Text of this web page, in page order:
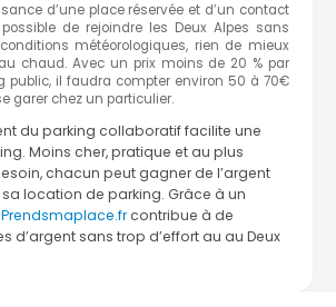
d’une place réservée et d’un contact
de rejoindre les Deux Alpes sans
météorologiques, rien de mieux
chaud. Avec un prix moins de 20 % par
public, il faudra compter environ 50 à 70€
garer chez un particulier.
du parking collaboratiffacilite une
. Moins cher, pratique et au plus
,chacun peut gagner de l’argent
location de parking. Grâce à un
Prendsmaplace.frcontribue à de
d’argent sans trop d’effort au au Deux